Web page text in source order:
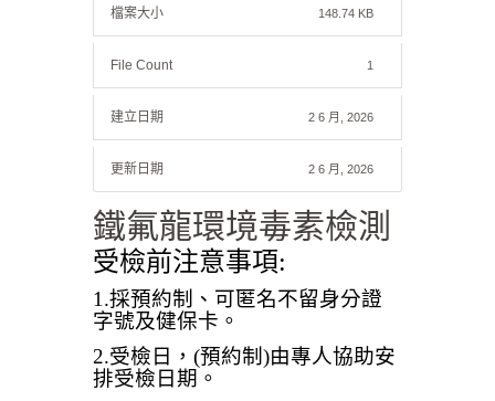
檔案大小 148.74 KB
File Count 1
建立日期 2 6 月, 2026
更新日期 2 6 月, 2026
鐵氟龍環境毒素檢測
受檢前注意事項:
1.採預約制、可匿名不留身分證
字號及健保卡。
2.受檢日，(預約制)由專人協助安
排受檢日期。